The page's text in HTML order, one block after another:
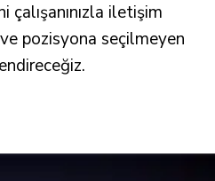
çalışanınızla iletişim
pozisyona seçilmeyen